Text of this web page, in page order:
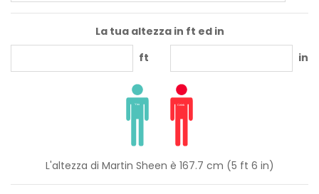
La tua altezza in ft ed in
ft
in
L'altezza di Martin Sheen è 167.7 cm (5 ft 6 in)